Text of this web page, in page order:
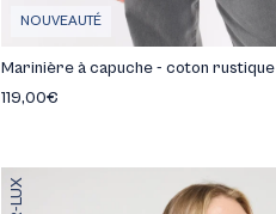
NOUVEAUTÉ
Marinière à capuche - coton rustique
119,00€